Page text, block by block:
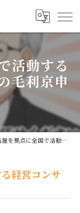
活動する
毛利京申
点に全国で活動する経営コンサルタントの毛利京申です...
経営コンサ